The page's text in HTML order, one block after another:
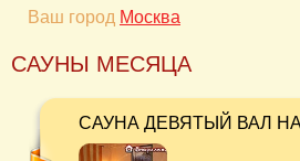
Ваш город Москва
САУНЫ МЕСЯЦА
САУНА ДЕВЯТЫЙ ВАЛ